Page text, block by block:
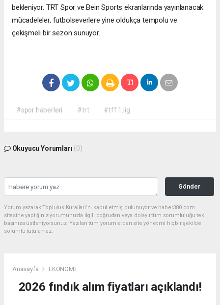
bekleniyor. TRT Spor ve Bein Sports ekranlarında yayınlanacak
mücadeleler, futbolseverlere yine oldukça tempolu ve
çekişmeli bir sezon sunuyor.
#spor haberleri #trt #tff 1.lig
Okuyucu Yorumları (0)
Gönder
Yorum yazarak Topluluk Kuralları’nı kabul etmiş bulunuyor ve haber380.com
sitesine yaptığınız yorumunuzla ilgili doğrudan veya dolaylı tüm sorumluluğu tek
başınıza üstleniyorsunuz. Yazılan tüm yorumlardan site yönetimi hiçbir şekilde
sorumlu tutulamaz.
Anasayfa EKONOMİ
2026 fındık alım fiyatları açıklandı!